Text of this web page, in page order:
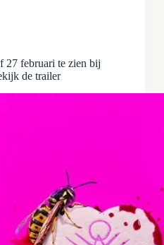
27 februari te zien bij
de trailer